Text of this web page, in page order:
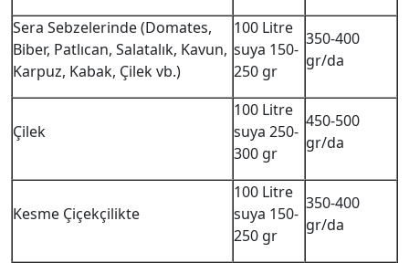
Sera Sebzelerinde (Domates,
Biber, Patlıcan, Salatalık, Kavun,
Karpuz, Kabak, Çilek vb.)
100 Litre
suya 150-
250 gr
350-400
gr/da
Çilek
100 Litre
suya 250-
300 gr
450-500
gr/da
Kesme Çiçekçilikte
100 Litre
suya 150-
250 gr
350-400
gr/da